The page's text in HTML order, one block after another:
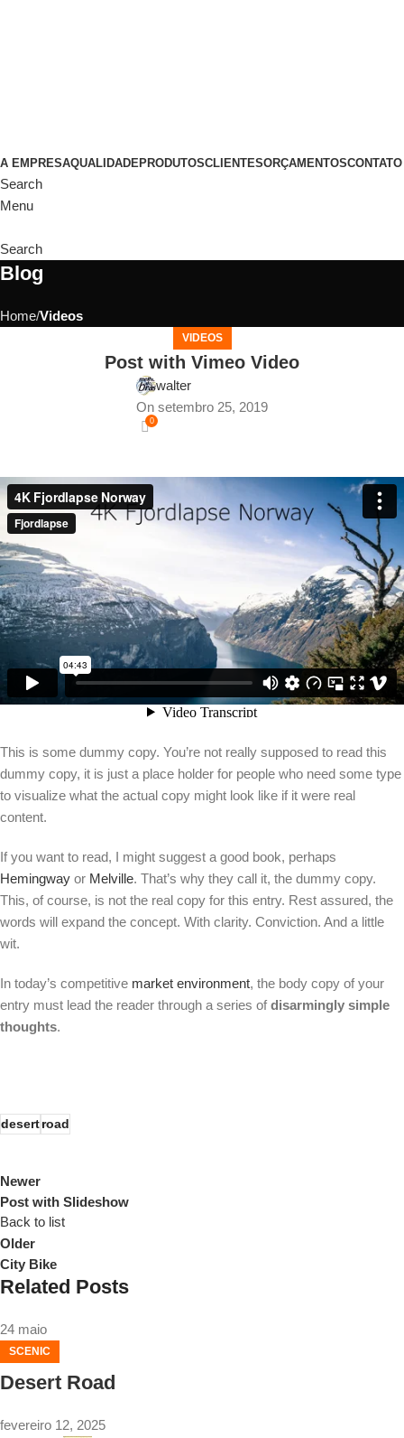
A EMPRESAQUALIDADEPRODUTOSCLIENTESORÇAMENTOSCONTATO
Search
Menu
Search
Blog
Home Videos
VIDEOS
Post with Vimeo Video
walter
On setembro 25, 2019
0
This is some dummy copy. You’re not really supposed to read this
dummy copy, it is just a place holder for people who need some type
to visualize what the actual copy might look like if it were real
content.
If you want to read, I might suggest a good book, perhaps
Hemingway or Melville. That’s why they call it, the dummy copy.
This, of course, is not the real copy for this entry. Rest assured, the
words will expand the concept. With clarity. Conviction. And a little
wit.
In today’s competitive market environment, the body copy of your
entry must lead the reader through a series ofdisarmingly simple
thoughts.
desertroad
Newer
Post with Slideshow
Back to list
Older
City Bike
Related Posts
24 maio
SCENIC
Desert Road
fevereiro 12, 2025